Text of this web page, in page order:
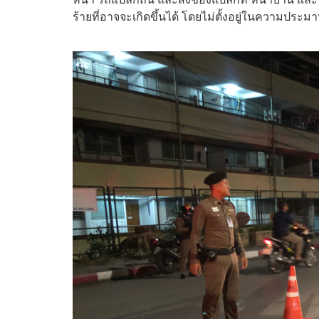
ร้ายที่อาจจะเกิดขึ้นได้ โดยไม่ตั้งอยู่ในความประม